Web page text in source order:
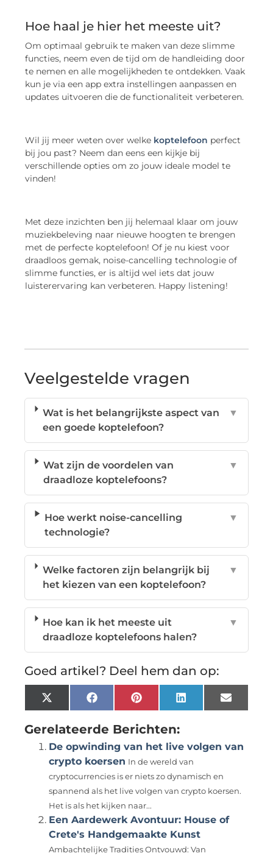
Hoe haal je hier het meeste uit?
Om optimaal gebruik te maken van deze slimme
functies, neem even de tijd om de handleiding door
te nemen en alle mogelijkheden te ontdekken. Vaak
kun je via een app extra instellingen aanpassen en
updates uitvoeren die de functionaliteit verbeteren.
Wil jij meer weten over welke koptelefoon perfect
bij jou past? Neem dan eens een kijkje bij
verschillende opties om zo jouw ideale model te
vinden!
Met deze inzichten ben jij helemaal klaar om jouw
muziekbeleving naar nieuwe hoogten te brengen
met de perfecte koptelefoon! Of je nu kiest voor
draadloos gemak, noise-cancelling technologie of
slimme functies, er is altijd wel iets dat jouw
luisterervaring kan verbeteren. Happy listening!
Veelgestelde vragen
Wat is het belangrijkste aspect van
een goede koptelefoon?
▼
Wat zijn de voordelen van
draadloze koptelefoons?
▼
Hoe werkt noise-cancelling
technologie?
▼
Welke factoren zijn belangrijk bij
het kiezen van een koptelefoon?
▼
Hoe kan ik het meeste uit
draadloze koptelefoons halen?
▼
Goed artikel? Deel hem dan op:
X
(Twitter)
FacebookPinterestLinkedInEmail
Gerelateerde Berichten:
De opwinding van het live volgen van
crypto koersen In de wereld van
cryptocurrencies is er niets zo dynamisch en
spannend als het live volgen van crypto koersen.
Het is als het kijken naar...
Een Aardewerk Avontuur: House of
Crete's Handgemaakte Kunst
Ambachtelijke Tradities Ontvouwd: Van